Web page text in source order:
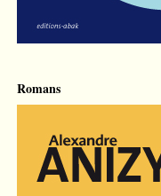
Romans